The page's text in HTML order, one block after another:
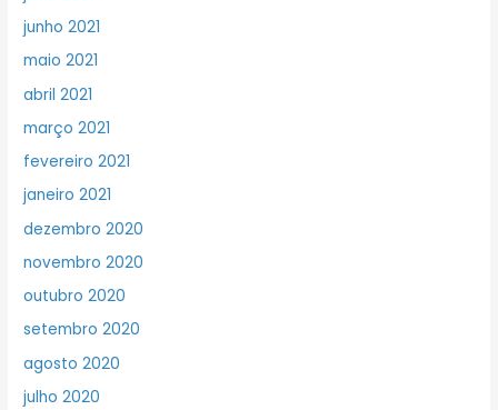
junho 2021
maio 2021
abril 2021
março 2021
fevereiro 2021
janeiro 2021
dezembro 2020
novembro 2020
outubro 2020
setembro 2020
agosto 2020
julho 2020